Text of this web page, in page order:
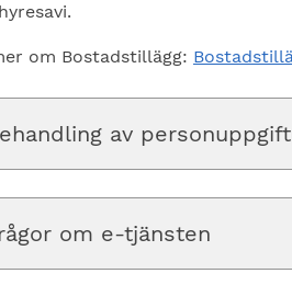
hyresavi.
om Bostadstillägg:
av
om e-tjänsten